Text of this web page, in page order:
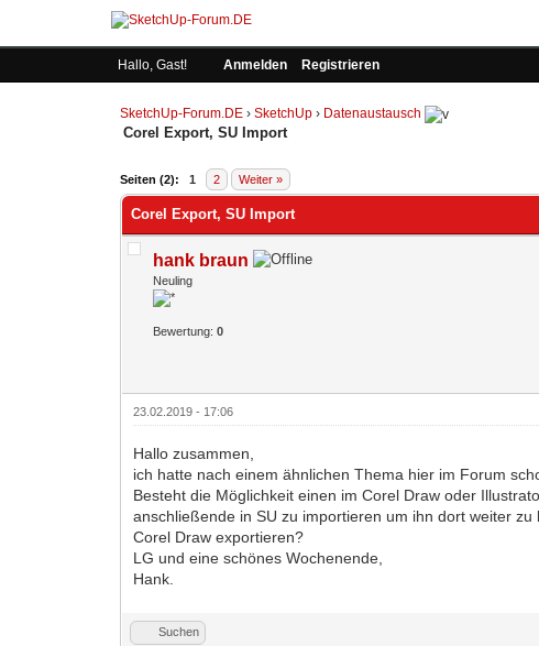
Hallo, Gast! Anmelden Registrieren
SketchUp-Forum.DE ›SketchUp › Datenaustausch
Corel Export, SU Import
Seiten (2): 1 2 Weiter »
Corel Export, SU Import
hank braun
Neuling
Bewertung:0
23.02.2019 - 17:06
Hallo zusammen,
ich hatte nach einem ähnlichen Thema hier im Forum
Besteht die Möglichkeit einen im Corel Draw oder
anschließende in SU zu importieren um ihn dort weiter
Corel Draw exportieren?
LG und eine schönes Wochenende,
Hank.
Suchen